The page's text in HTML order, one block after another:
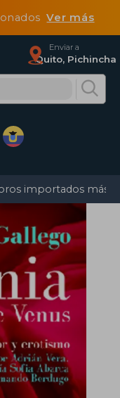
Ver más
Enviar a
Quito, Pichincha
importados más